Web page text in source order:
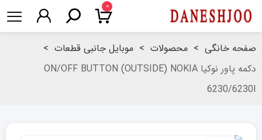
۰
صفحه خانگی > محصولات > موبایل جانبی قطعات >
دکمه پاور نوکیا ON/OFF BUTTON (OUTSIDE) NOKIA
6230/6230I